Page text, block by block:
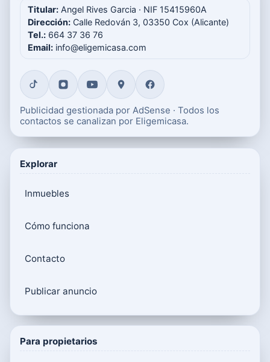
Titular: Angel Rives Garcia · NIF 15415960A
Dirección: Calle Redován 3, 03350 Cox (Alicante)
Tel.: 664 37 36 76
Email: info@eligemicasa.com
Publicidad gestionada por AdSense · Todos los
contactos se canalizan por Eligemicasa.
Explorar
Inmuebles
Cómo funciona
Contacto
Publicar anuncio
Para propietarios